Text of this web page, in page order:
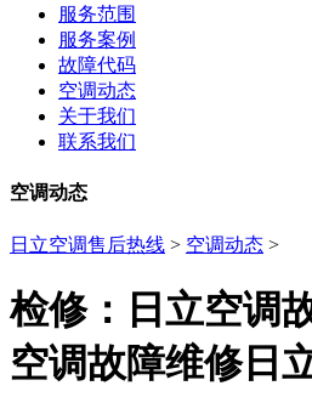
服务范围
服务案例
故障代码
空调动态
关于我们
联系我们
空调动态
日立空调售后热线 > 空调动态 >
检修：日立空调
空调故障维修日